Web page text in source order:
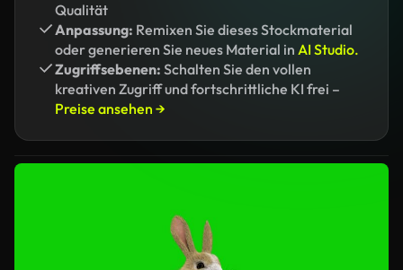
Qualität
Anpassung: Remixen Sie dieses Stockmaterial
oder generieren Sie neues Material in AI Studio.
Zugriffsebenen: Schalten Sie den vollen
kreativen Zugriff und fortschrittliche KI frei –
Preise ansehen →